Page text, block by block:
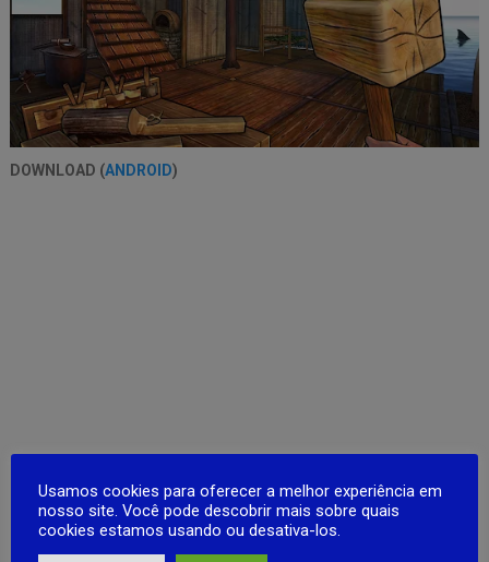
DOWNLOAD (ANDROID)
Usamos cookies para oferecer a melhor experiência em
nosso site. Você pode descobrir mais sobre quais
cookies estamos usando ou desativa-los.